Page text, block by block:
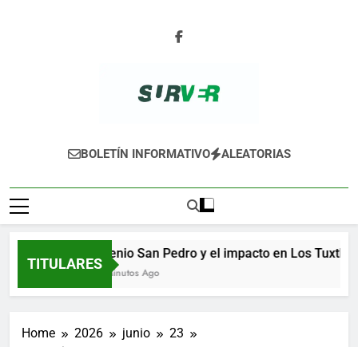
SURVER
BOLETÍN INFORMATIVO ALEATORIAS
TITULARES
Ingenio San Pedro y el impacto en Los Tuxtlas
56 Minutos Ago
Home 2026 junio
23